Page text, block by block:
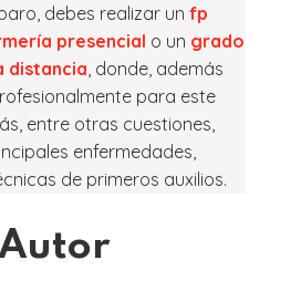
debes realizar un fp
presencial o un grado
distancia , donde, además
para este
entre otras cuestiones,
enfermedades,
de primeros auxilios.